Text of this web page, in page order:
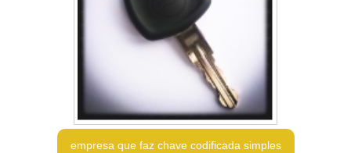
empresa que faz chave codificada simples